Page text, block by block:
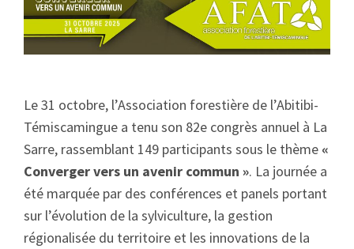
Le 31 octobre, l’Association forestière de l’Abitibi-
Témiscamingue a tenu son 82e congrès annuel à La
Sarre, rassemblant 149 participants sous le thème «
Converger vers un avenir commun ». La journée a
été marquée par des conférences et panels portant
sur l’évolution de la sylviculture, la gestion
régionalisée du territoire et les innovations de la